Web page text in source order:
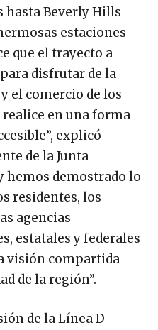
hasta Beverly Hills
estaciones
que el trayecto a
disfrutar de la
el comercio de los
en una forma
explicó
de la Junta
hemos demostrado lo
residentes, los
agencias
estatales y federales
visión compartida
de la región”.
de la Línea D